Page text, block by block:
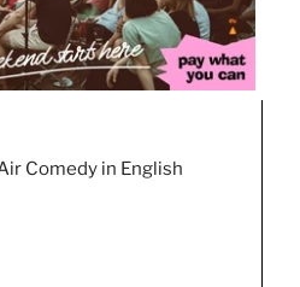
Comedy in English